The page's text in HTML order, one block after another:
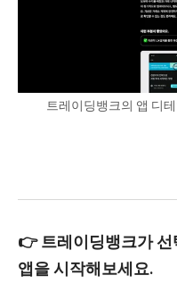
트레이딩뱅크의 앱 디
👉 트레이딩뱅크가 선
앱을 시작해보세요.